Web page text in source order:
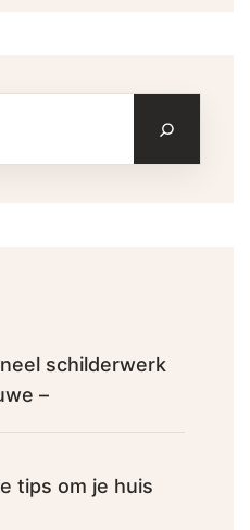
schilderwerk
–
tips om je huis